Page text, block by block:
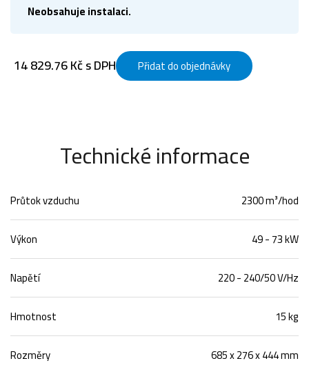
Neobsahuje instalaci.
14 829.76 Kč s DPH Přidat do objednávky
Technické informace
Průtok vzduchu
2300 m³/hod
Výkon
49 - 73 kW
Napětí
220 - 240/50 V/Hz
Hmotnost
15 kg
Rozměry
685 x 276 x 444 mm